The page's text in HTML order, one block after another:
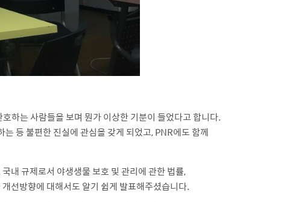
하는 사람들을 보며 뭔가 이상한 기분이 들었다고 합니다.
등 불편한 진실에 관심을 갖게 되었고, PNR에도 함께
내 규제로서 야생생물 보호 및 관리에 관한 법률,
선방향에 대해서도 알기 쉽게 발표해주셨습니다.